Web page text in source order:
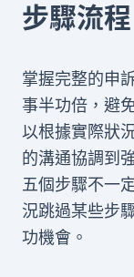
步驟流程
掌握完整的申
事半功倍，避
以根據實際狀
的溝通協調到
五個步驟不一
況跳過某些步
功機會。